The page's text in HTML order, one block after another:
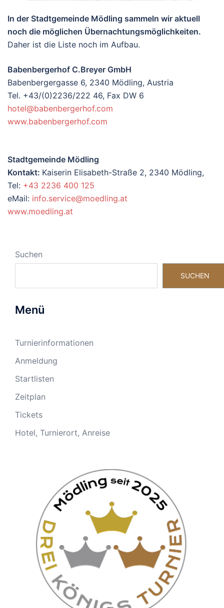
In der Stadtgemeinde Mödling sammeln wir aktuell
noch die möglichen Übernachtungsmöglichkeiten.
Daher ist die Liste noch im Aufbau.
Babenbergerhof C.Breyer GmbH
Babenbergergasse 6, 2340 Mödling, Austria
Tel. +43/(0)2236/222 46, Fax DW 6
hotel@babenbergerhof.com
www.babenbergerhof.com
Stadtgemeinde Mödling
Kontakt: Kaiserin Elisabeth-Straße 2, 2340 Mödling,
Tel: +43 2236 400 125
eMail: info.service@moedling.at
www.moedling.at
Suchen
SUCHEN
Menü
Turnierinformationen
Anmeldung
Startlisten
Zeitplan
Tickets
Hotel, Turnierort, Anreise